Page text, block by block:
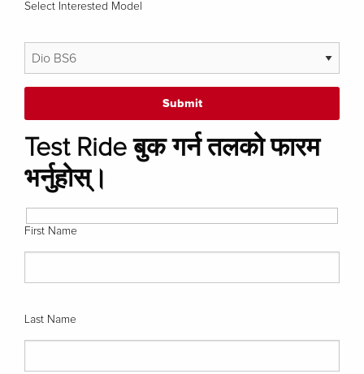
Select Interested Model
Test Ride बुक गर्न तलको फारम
भर्नुहोस्।
First Name
Last Name